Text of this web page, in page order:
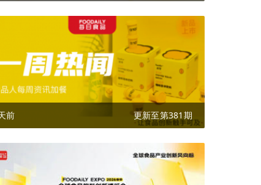
前 更新至第381期